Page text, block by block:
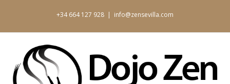
+34 664 127 928 | info@zensevilla.com